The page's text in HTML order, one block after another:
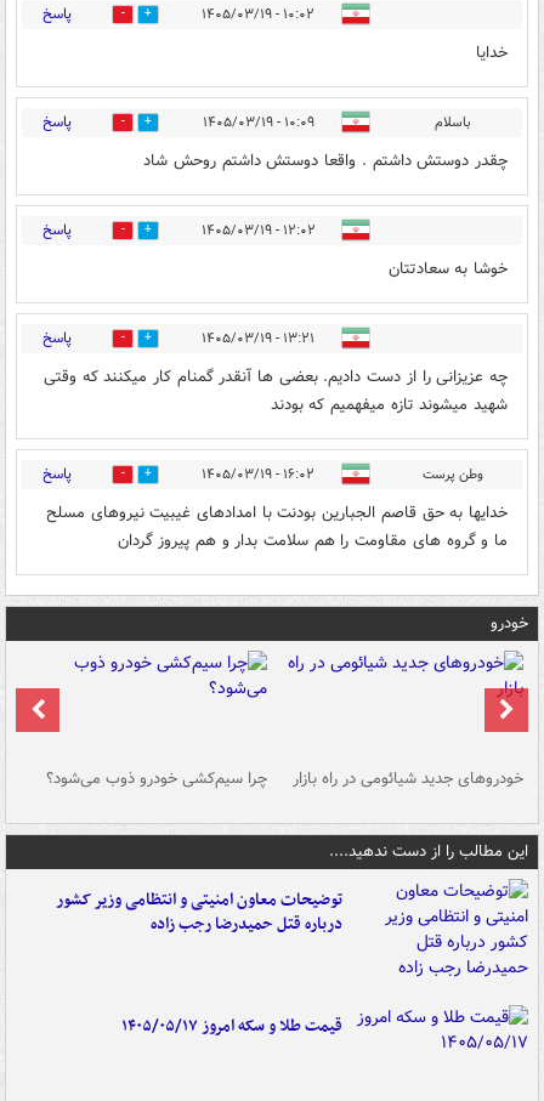
۱۰:۰۲ - ۱۴۰۵/۰۳/۱۹ 3 پاسخ
خدایا
باسلام ۱۰:۰۹ - ۱۴۰۵/۰۳/۱۹ 4 پاسخ
چقدر دوستش داشتم . واقعا دوستش داشتم روحش شاد
۱۲:۰۲ - ۱۴۰۵/۰۳/۱۹ 0 پاسخ
خوشا به سعادتتان
۱۳:۲۱ - ۱۴۰۵/۰۳/۱۹ 1 پاسخ
چه عزیزانی را از دست دادیم. بعضی ها آنقدر گمنام کار میکنند که وقتی
شهید میشوند تازه میفهمیم که بودند
وطن پرست ۱۶:۰۲ - ۱۴۰۵/۰۳/۱۹ 1 پاسخ
خدایها به حق قاصم الجبارین بودنت با امدادهای غیبیت نیروهای مسلح
ما و گروه های مقاومت را هم سلامت بدار و هم پیروز گردان
خودرو
خودروهای جدید شیائومی در راه بازار چرا سیم‌کشی خودرو ذوب می‌شود؟
این مطالب را از دست ندهید....
توضیحات معاون امنیتی و انتظامی وزیر کشور
درباره قتل حمیدرضا رجب زاده
قیمت طلا و سکه امروز ۱۴۰۵/۰۵/۱۷